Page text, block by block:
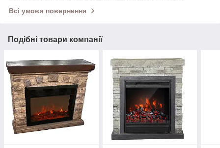
Всі умови повернення
Подібні товари компанії